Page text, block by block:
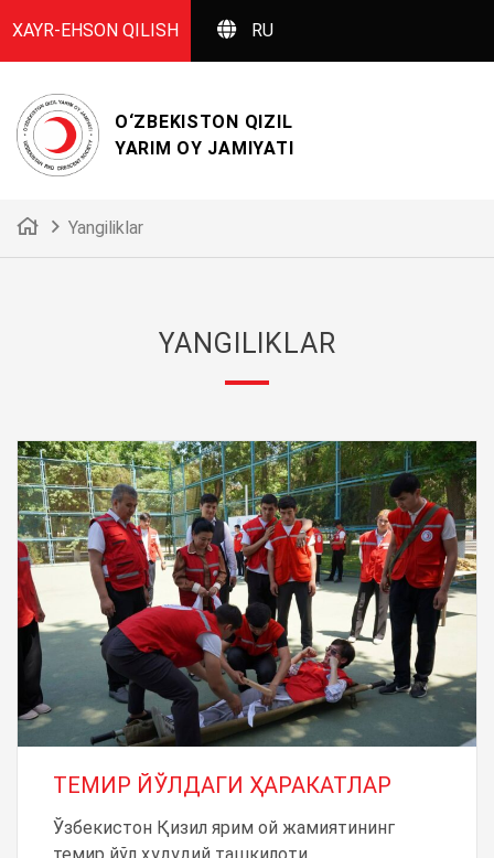
XAYR-EHSON QILISH RU
O‘ZBEKISTON QIZIL
YARIM OY JAMIYATI
Yangiliklar
YANGILIKLAR
ТЕМИР ЙЎЛДАГИ ҲАРАКАТЛАР
Ўзбекистон Қизил ярим ой жамиятининг